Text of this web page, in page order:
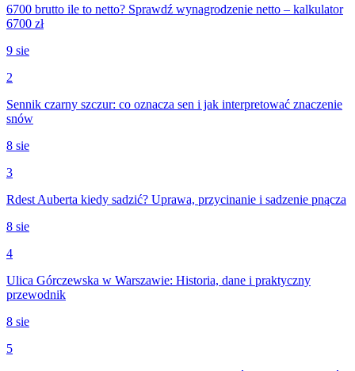
6700 brutto ile to netto? Sprawdź wynagrodzenie netto – kalkulator
6700 zł
9 sie
2
Sennik czarny szczur: co oznacza sen i jak interpretować znaczenie
snów
8 sie
3
Rdest Auberta kiedy sadzić? Uprawa, przycinanie i sadzenie pnącza
8 sie
4
Ulica Górczewska w Warszawie: Historia, dane i praktyczny
przewodnik
8 sie
5